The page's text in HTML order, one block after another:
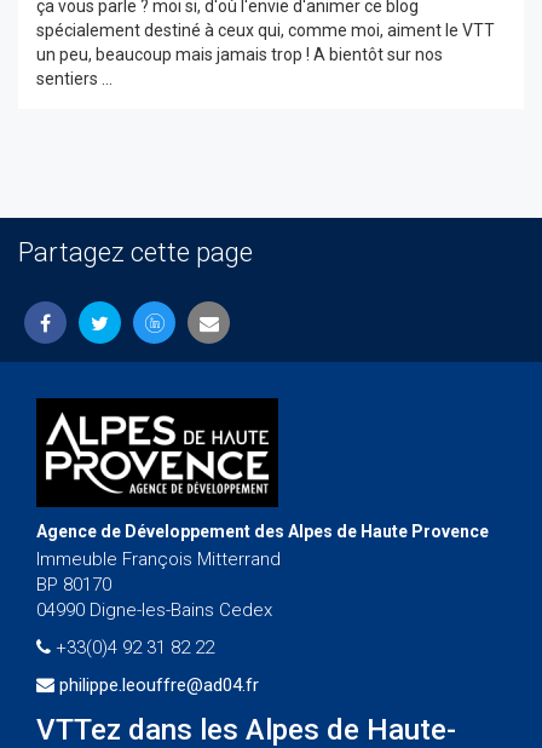
ça vous parle ? moi si, d'où l'envie d'animer ce blog
spécialement destiné à ceux qui, comme moi, aiment le VTT
un peu, beaucoup mais jamais trop ! A bientôt sur nos
sentiers ...
Partagez cette page
Agence de Développement des Alpes de Haute Provence
Immeuble François Mitterrand
BP 80170
04990 Digne-les-Bains Cedex
+33(0)4 92 31 82 22
philippe.leouffre@ad04.fr
VTTez dans les Alpes de Haute-